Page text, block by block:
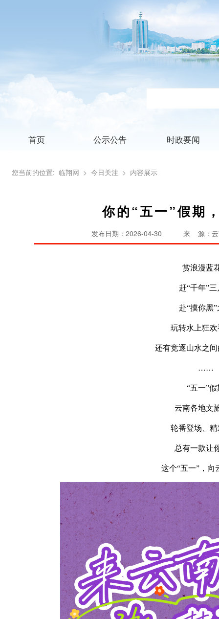
首页 公示公告 时政要闻
您当前的位置: 临翔网 > 今日关注 > 内容展示
你的“五一”假期
发布日期：2026-04-30 来 源：
赏浪漫蓝
赶“千年”
赴“摸你黑
玩转水上狂
还有竞逐山水之
……
“五一”假
云南各地文
轮番登场、
总有一款让
这个“五一”，向